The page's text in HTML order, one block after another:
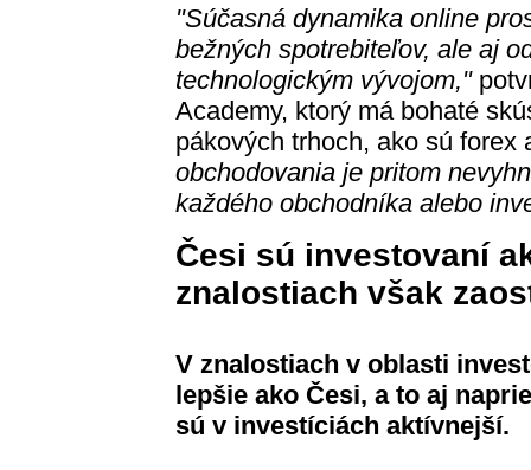
"Súčasná dynamika online
bežných spotrebiteľov, ale aj
technologickým vývojom,"
Academy, ktorý má bohaté
pákových trhoch, ako sú forex
obchodovania je pritom
každého obchodníka alebo
Česi sú investovaní
znalostiach však
V znalostiach v oblasti
lepšie ako Česi, a to aj
sú v investíciách aktívnejší.